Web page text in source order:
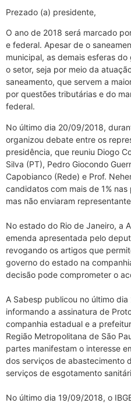
Prezado (a) presidente,
O ano de 2018 será marcado
e federal. Apesar de o
municipal, as demais esferas
o setor, seja por meio da
saneamento, que servem a
por questões tributárias e do
federal.
No último dia 20/09/2018,
organizou debate entre os
presidência, que reuniu Diogo
Silva (PT), Pedro Giocondo
Capobianco (Rede) e Prof.
candidatos com mais de 1%
mas não enviaram
No estado do Rio de Janeiro, a
emenda apresentada pelo
revogando os artigos que
governo do estado na
decisão pode comprometer o
A Sabesp publicou no último
informando a assinatura de
companhia estadual e a
Região Metropolitana de São
partes manifestam o interesse
dos serviços de abastecimento
serviços de esgotamento
No último dia 19/09/2018, o